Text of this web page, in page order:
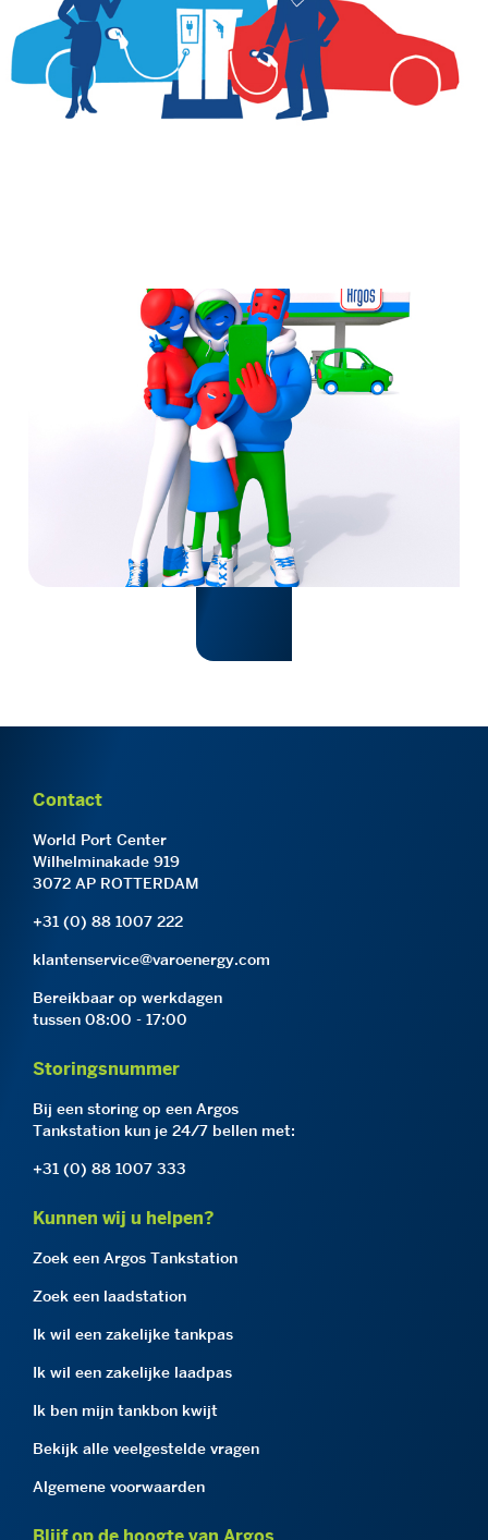
Contact
World Port Center
Wilhelminakade 919
3072 AP ROTTERDAM
+31 (0) 88 1007 222
klantenservice@varoenergy.com
Bereikbaar op werkdagen
tussen 08:00 - 17:00
Storingsnummer
Bij een storing op een Argos
Tankstation kun je 24/7 bellen met:
+31 (0) 88 1007 333
Kunnen wij u helpen?
Zoek een Argos Tankstation
Zoek een laadstation
Ik wil een zakelijke tankpas
Ik wil een zakelijke laadpas
Ik ben mijn tankbon kwijt
Bekijk alle veelgestelde vragen
Algemene voorwaarden